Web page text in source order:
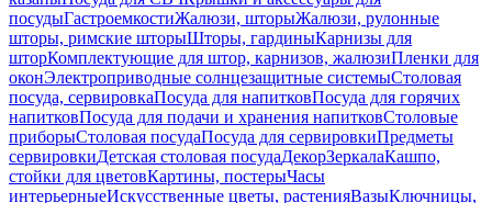
посудыГастроемкостиЖалюзи, шторыЖалюзи, рулонные
шторы, римские шторыШторы, гардиныКарнизы для
шторКомплектующие для штор, карнизов, жалюзиПленки для
оконЭлектроприводные солнцезащитные системыСтоловая
посуда, сервировкаПосуда для напитковПосуда для горячих
напитковПосуда для подачи и хранения напитковСтоловые
приборыСтоловая посудаПосуда для сервировкиПредметы
сервировкиДетская столовая посудаДекорЗеркалаКашпо,
стойки для цветовКартины, постерыЧасы
интерьерныеИскусственные цветы, растенияВазыКлючницы,